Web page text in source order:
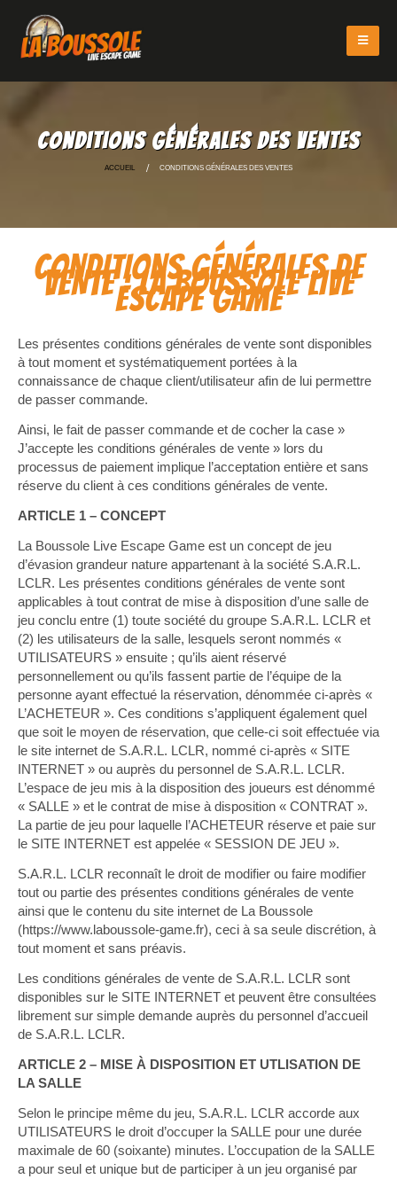
Conditions générales des ventes
ACCUEIL CONDITIONS GÉNÉRALES DES VENTES
CONDITIONS GÉNÉRALES DE
VENTE : LA BOUSSOLE LIVE
ESCAPE GAME
Les présentes conditions générales de vente sont disponibles
à tout moment et systématiquement portées à la
connaissance de chaque client/utilisateur afin de lui permettre
de passer commande.
Ainsi, le fait de passer commande et de cocher la case »
J’accepte les conditions générales de vente » lors du
processus de paiement implique l’acceptation entière et sans
réserve du client à ces conditions générales de vente.
ARTICLE 1 – CONCEPT
La Boussole Live Escape Game est un concept de jeu
d’évasion grandeur nature appartenant à la société S.A.R.L.
LCLR. Les présentes conditions générales de vente sont
applicables à tout contrat de mise à disposition d’une salle de
jeu conclu entre (1) toute société du groupe S.A.R.L. LCLR et
(2) les utilisateurs de la salle, lesquels seront nommés «
UTILISATEURS » ensuite ; qu’ils aient réservé
personnellement ou qu’ils fassent partie de l’équipe de la
personne ayant effectué la réservation, dénommée ci-après «
L’ACHETEUR ». Ces conditions s’appliquent également quel
que soit le moyen de réservation, que celle-ci soit effectuée via
le site internet de S.A.R.L. LCLR, nommé ci-après « SITE
INTERNET » ou auprès du personnel de S.A.R.L. LCLR.
L’espace de jeu mis à la disposition des joueurs est dénommé
« SALLE » et le contrat de mise à disposition « CONTRAT ».
La partie de jeu pour laquelle l’ACHETEUR réserve et paie sur
le SITE INTERNET est appelée « SESSION DE JEU ».
S.A.R.L. LCLR reconnaît le droit de modifier ou faire modifier
tout ou partie des présentes conditions générales de vente
ainsi que le contenu du site internet de La Boussole
(https://www.laboussole-game.fr), ceci à sa seule discrétion, à
tout moment et sans préavis.
Les conditions générales de vente de S.A.R.L. LCLR sont
disponibles sur le SITE INTERNET et peuvent être consultées
librement sur simple demande auprès du personnel d’accueil
de S.A.R.L. LCLR.
ARTICLE 2 – MISE À DISPOSITION ET UTLISATION DE
LA SALLE
Selon le principe même du jeu, S.A.R.L. LCLR accorde aux
UTILISATEURS le droit d’occuper la SALLE pour une durée
maximale de 60 (soixante) minutes. L’occupation de la SALLE
a pour seul et unique but de participer à un jeu organisé par